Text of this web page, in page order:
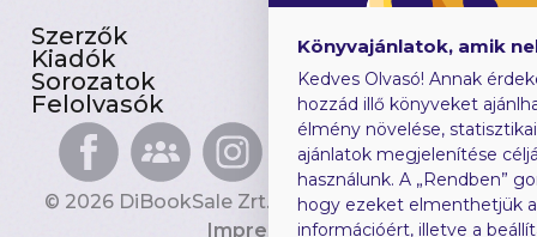
Szerzők
Kiadók
Sorozatok
Felolvasók
Gyerekkönyvek
Heti toplista
Ajándékutalvány
Blog
© 2026 DiBookSale Zrt. Minden jog fenntartva.
Impresszum
Könyvajánlatok, amik
Kedves Olvasó! Annak
hozzád illő könyveket
élmény növelése,
ajánlatok megjelenítése
használunk. A „Rendben”
hogy ezeket elmenthetjük
információért, illetve a